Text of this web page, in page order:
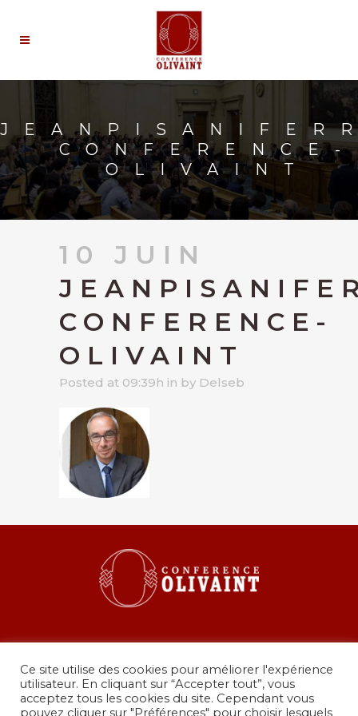
CONFERENCE-
OLIVAINT
10 JUIN
CONFERENCE-
OLIVAINT
Posted at 09:39h in by Delseb
Ce site utilise des cookies pour améliorer l'expérience
utilisateur. En cliquant sur “Accepter tout”, vous
acceptez tous les cookies du site. Cependant vous
pouvez cliquer sur "Préférences" pour choisir lesquels